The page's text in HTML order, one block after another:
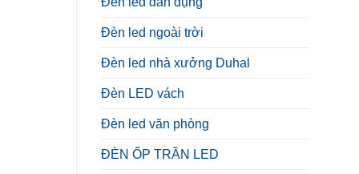
Đèn led ngoài trời
Đèn led nhà xưởng Duhal
Đèn LED vách
Đèn led văn phòng
ĐÈN ỐP TRẦN LED